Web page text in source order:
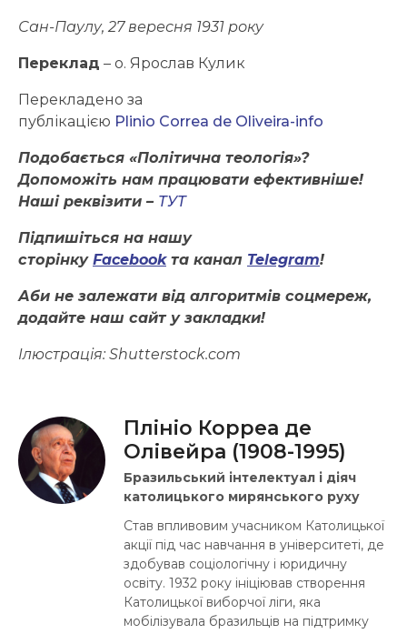
Сан-Паулу, 27 вересня 1931 року
Переклад – о. Ярослав Кулик
Перекладено за
публікацією Plinio Correa de Oliveira-info
Подобається «Політична теологія»?
Допоможіть нам працювати ефективніше!
Наші реквізити – ТУТ
Підпишіться на нашу
сторінку Facebookта канал Telegram!
Аби не залежати від алгоритмів соцмереж,
додайте наш сайт у закладки!
Ілюстрація: Shutterstock.com
Плініо Корреа де
Олівейра (1908-1995)
Бразильський інтелектуал і діяч
католицького мирянського руху
Став впливовим учасником Католицької
акції під час навчання в університеті, де
здобував соціологічну і юридичну
освіту. 1932 року ініціював створення
Католицької виборчої ліги, яка
мобілізувала бразильців на підтримку